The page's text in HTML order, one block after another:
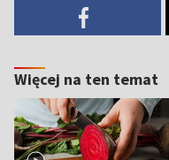
Więcej na ten temat